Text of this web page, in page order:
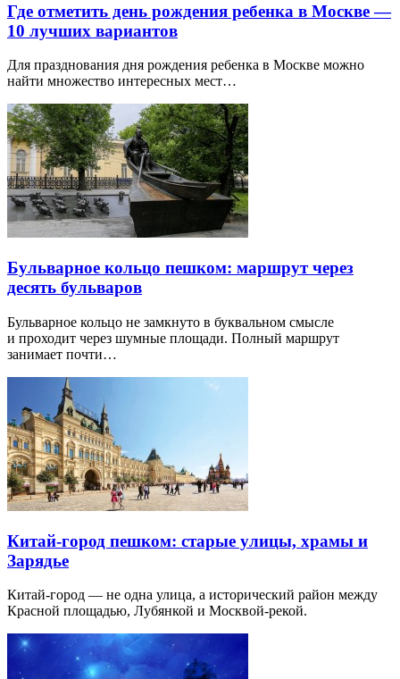
Где отметить день рождения ребенка в Москве —
10 лучших вариантов
Для празднования дня рождения ребенка в Москве можно
найти множество интересных мест…
Бульварное кольцо пешком: маршрут через
десять бульваров
Бульварное кольцо не замкнуто в буквальном смысле
и проходит через шумные площади. Полный маршрут
занимает почти…
Китай-город пешком: старые улицы, храмы и
Зарядье
Китай-город — не одна улица, а исторический район между
Красной площадью, Лубянкой и Москвой-рекой.